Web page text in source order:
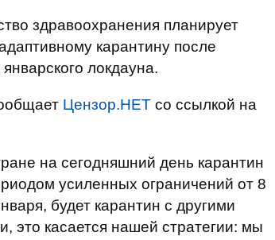
здравоохранения планирует
карантину после
локдауна.
Цензор.НЕТ со ссылкой на
на сегодняшний день карантин
усиленных ограничений от 8
будет карантин с другими
это касается нашей стратегии: мы